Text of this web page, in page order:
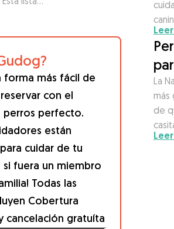
forma más fácil de
con el
perros perfecto.
están
cuidar de tu
fuera un miembro
Todas las
Cobertura
cancelación gratuíta
La
más
de